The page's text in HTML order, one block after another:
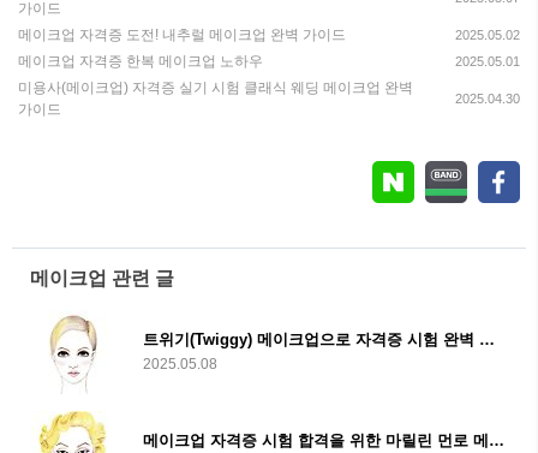
가이드
메이크업 자격증 도전! 내추럴 메이크업 완벽 가이드 2025.05.02
메이크업 자격증 한복 메이크업 노하우 2025.05.01
미용사(메이크업) 자격증 실기 시험 클래식 웨딩 메이크업 완벽
가이드
2025.04.30
메이크업 관련 글
트위기(Twiggy) 메이크업으로 자격증 시험 완벽 대비하기! 심사위원이 반해버릴 팁 총정리
2025.05.08
메이크업 자격증 시험 합격을 위한 마릴린 먼로 메이크업 완벽 가이드